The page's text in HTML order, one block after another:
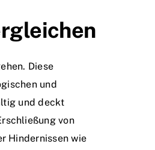
Diese
und
und deckt
von
Hindernissen wie